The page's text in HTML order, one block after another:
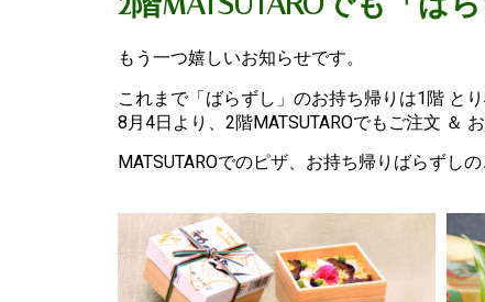
もう一つ嬉しいお知らせです。
これまで「ばらずし」のお持ち帰りは1階 と
8月4日より、2階MATSUTAROでもご注文 ＆
MATSUTAROでのピザ、お持ち帰りばらずし